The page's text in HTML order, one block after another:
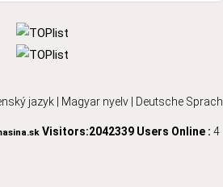
jazyk Magyar nyelv Deutsche
Visitors:2042339 Users Online : 4